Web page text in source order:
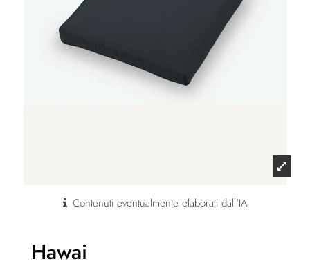
Contenuti eventualmente elaborati dall'IA
Hawai